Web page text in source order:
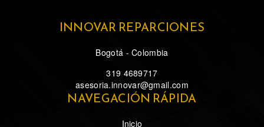
INNOVAR REPARCIONES
Bogotá - Colombia
319 4689717
asesoria.innovar@gmail.com
NAVEGACIÓN RÁPIDA
Inicio